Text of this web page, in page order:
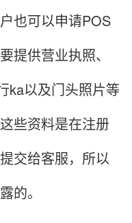
也可以申请POS
提供营业执照、
ka以及门头照片等
些资料是在注册
交给客服，所以
的。